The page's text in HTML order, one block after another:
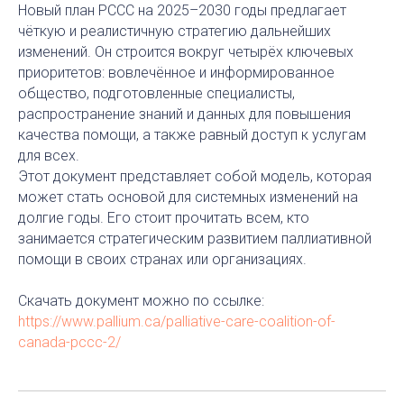
Новый план PCCC на 2025–2030 годы предлагает
чёткую и реалистичную стратегию дальнейших
изменений. Он строится вокруг четырёх ключевых
приоритетов: вовлечённое и информированное
общество, подготовленные специалисты,
распространение знаний и данных для повышения
качества помощи, а также равный доступ к услугам
для всех.
Этот документ представляет собой модель, которая
может стать основой для системных изменений на
долгие годы. Его стоит прочитать всем, кто
занимается стратегическим развитием паллиативной
помощи в своих странах или организациях.
Скачать документ можно по ссылке:
https://www.pallium.ca/palliative-care-coalition-of-
canada-pccc-2/